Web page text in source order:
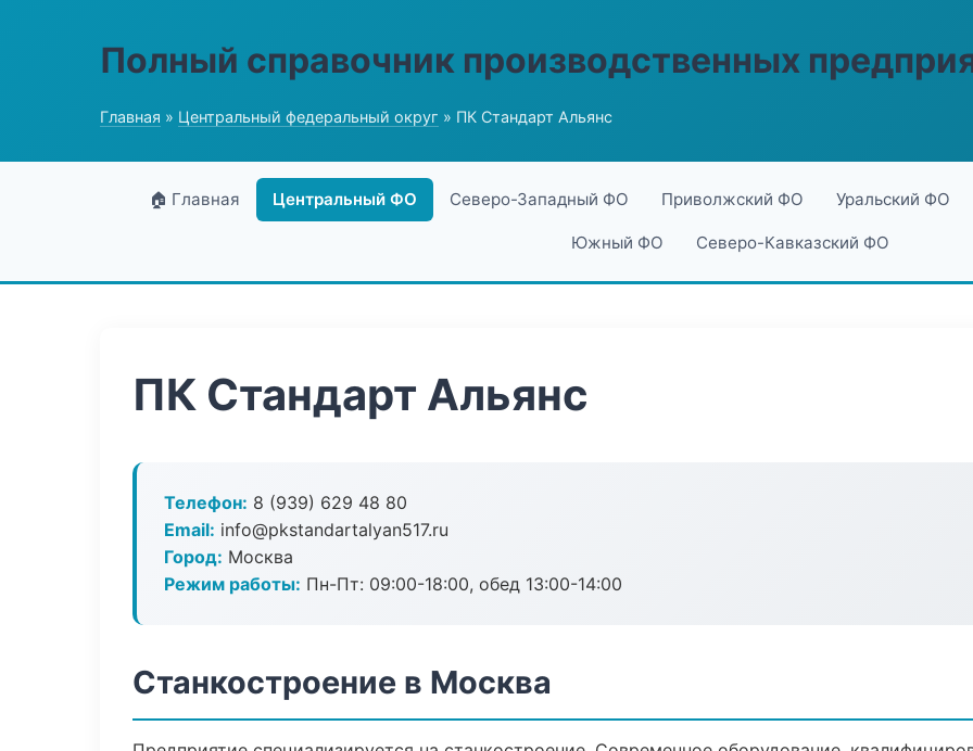
Полный справочник производственных
Главная » Центральный федеральный округ » ПК Стандарт Альянс
🏠 Главная Центральный ФО Северо-Западный ФО Приволжский ФО Уральский ФО
Южный ФО Северо-Кавказский ФО
ПК Стандарт Альянс
Телефон: 8 (939) 629 48 80
Email: info@pkstandartalyan517.ru
Город: Москва
Режим работы: Пн-Пт: 09:00-18:00, обед 13:00-14:00
Станкостроение в Москва